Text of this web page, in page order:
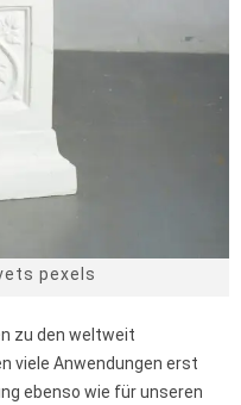
pexels
zu den weltweit
viele Anwendungen erst
ebenso wie für unseren